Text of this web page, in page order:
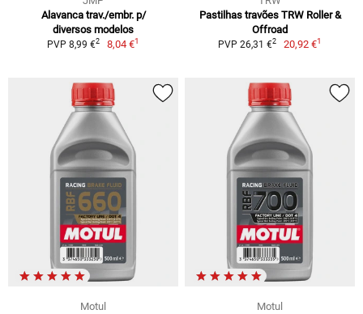
Alavanca trav./embr. p/
diversos modelos
PVP 8,99 €2 8,04 €1
Pastilhas travões TRW Roller &
Offroad
PVP 26,31 €2 20,92 €1
Motul
Motul